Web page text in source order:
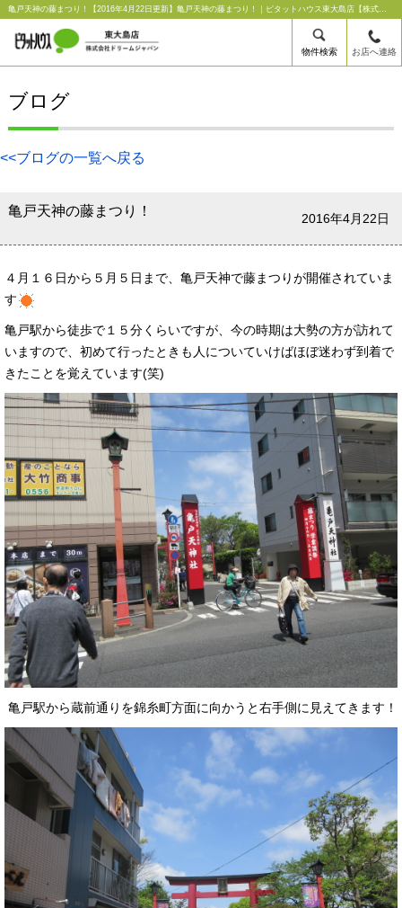
亀戸天神の藤まつり！【2016年4月22日更新】亀戸天神の藤まつり！｜ピタットハウス東大島店【株式会社ドリームジャパン】
物件検索 お店へ連絡
ブログ
<<ブログの一覧へ戻る
亀戸天神の藤まつり！ 2016年4月22日
４月１６日から５月５日まで、亀戸天神で藤まつりが開催されていま
す
亀戸駅から徒歩で１５分くらいですが、今の時期は大勢の方が訪れて
いますので、初めて行ったときも人についていけばほぼ迷わず到着で
きたことを覚えています(笑)
亀戸駅から蔵前通りを錦糸町方面に向かうと右手側に見えてきます！